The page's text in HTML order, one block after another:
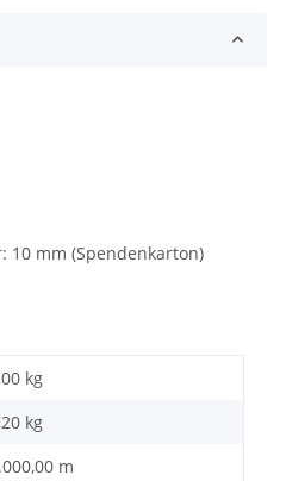
10 mm (Spendenkarton)
kg
kg
m